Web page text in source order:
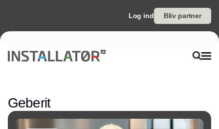
Log ind Bliv partner
Geberit